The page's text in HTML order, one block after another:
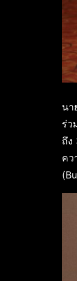
นา
ร่ว
ถึง
คว